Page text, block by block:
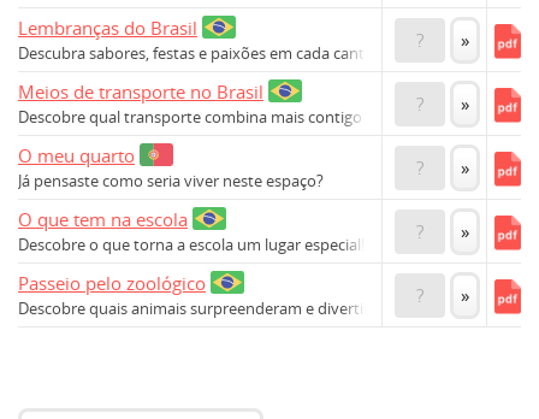
Lembranças do Brasil
Descubra sabores, festas e paixões em cada canto!
? »
Meios de transporte no Brasil
Descobre qual transporte combina mais contigo hoje!
? »
O meu quarto
Já pensaste como seria viver neste espaço?
? »
O que tem na escola
Descobre o que torna a escola um lugar especial!
? »
Passeio pelo zoológico
Descobre quais animais surpreenderam e divertiram a turma!
? »